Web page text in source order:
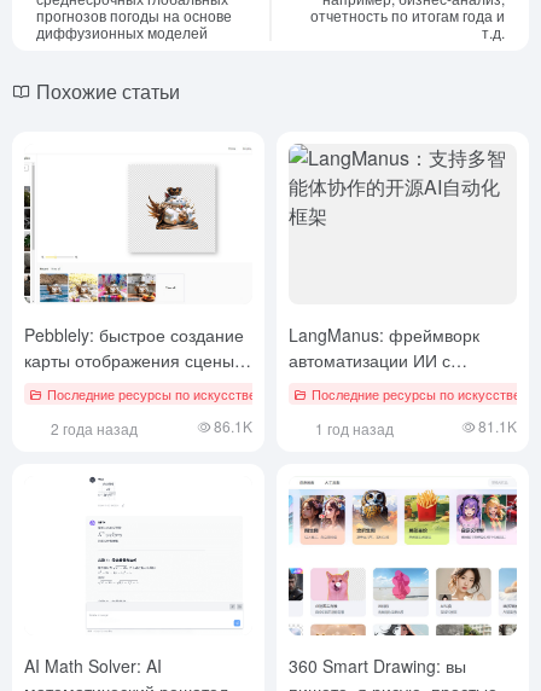
прогнозов погоды на основе
диффузионных моделей
отчетность по итогам года и
т.д.
Похожие статьи
Pebblely: быстрое создание
карты отображения сцены
продукта электронной
коммерции, пакетная
обработка ключей для
Последние ресурсы по искусственному интеллекту # AI-ключ для смены
2 года назад 86.1K
LangManus: фреймворк
автоматизации ИИ с
открытым исходным кодом,
поддерживающий
совместную работу
Последние ресурсы по
1 год назад 81.1K
AI Math Solver: AI
360 Smart Drawing: вы